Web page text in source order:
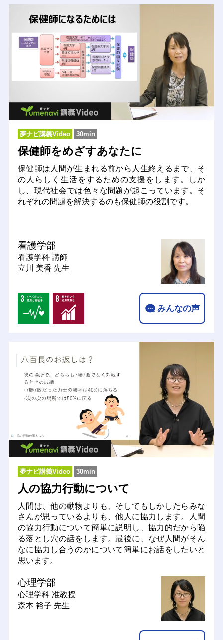
夢ナビ講義Video 30min
保健師をめざすあなたに
保健師は人間が生まれる前から人生終えるまで、そ
の人らしく生活をするための支援をします。しか
し、現代社会では色々な問題が起こっています。そ
れぞれの問題を解決するのも保健師の役割です。
看護学部
看護学科 講師
立川 美香 先生
みんなの声
夢ナビ講義Video 30min
人の協力行動について
人間は、他の動物よりも、そしてもしかしたらみな
さんが思っているよりも、他人に協力します。人間
の協力行動について簡単に説明し、協力的だから陥
る落とし穴の話をします。最後に、なぜ人間がそん
なに協力し合うのかについて簡単にお話をしたいと
思います。
心理学部
心理学科 准教授
森本 裕子 先生